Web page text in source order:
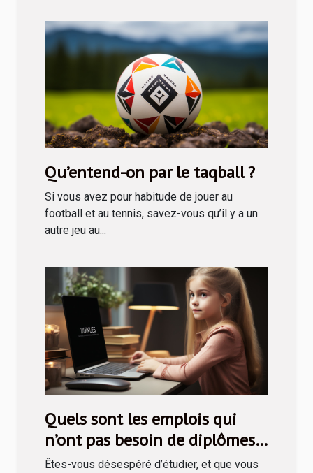
Qu’entend-on par le taqball ?
Si vous avez pour habitude de jouer au
football et au tennis, savez-vous qu’il y a un
autre jeu au...
Quels sont les emplois qui
n’ont pas besoin de diplômes
avant de recruter ?
Êtes-vous désespéré d’étudier, et que vous